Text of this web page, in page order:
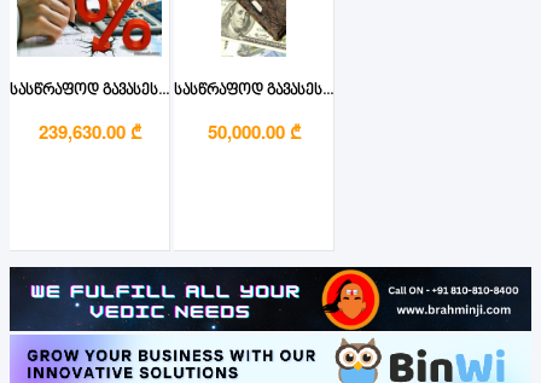
სასწრაფოდ გავასეს...
239,630.00 ₾
სასწრაფოდ გავასეს...
50,000.00 ₾